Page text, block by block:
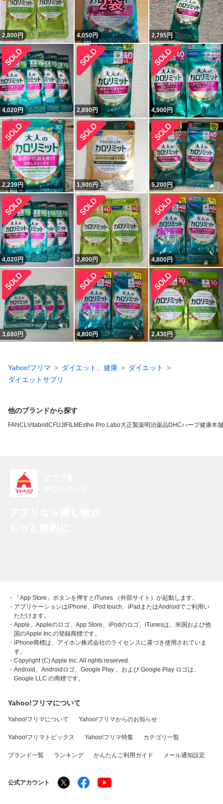
2,800円 4,050円 2,795円
4,020円 2,890円 4,900円
2,239円 1,900円 5,200円
4,020円 2,800円 4,800円
3,680円 4,800円 2,430円
Yahoo!フリマ ダイエット、健康
ダイエット
ダイエットサプリ
他のブランドから探す
FANCLVitabridC FUJIFILM Esthe Pro Labo大正製薬明治薬品DHCハーブ健康本舗
・「App Store」ボタンを押すとiTunes （外部サイト）が起動します。
・アプリケーションはiPhone、iPod touch、iPadまたはAndroidでご利用い
ただけます。
・Apple、Appleのロゴ、App Store、iPodのロゴ、iTunesは、米国および他
国のApple Inc.の登録商標です。
・iPhone商標は、アイホン株式会社のライセンスに基づき使用されていま
す。
・Copyright (C) Apple Inc. All rights reserved.
・Android、Androidロゴ、Google Play 、および Google Play ロゴは、
Google LLC の商標です。
Yahoo!フリマについて
Yahoo!フリマについて Yahoo!フリマからのお知らせ
Yahoo!フリマトピックス Yahoo!フリマ特集 カテゴリ一覧
ブランド一覧 ランキング かんたんご利用ガイド メール通知設定
公式アカウント